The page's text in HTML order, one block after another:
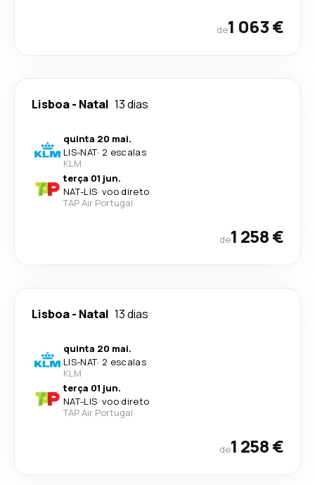
de1 063 €
Lisboa- Natal 13 dias
quinta 20 mai.
LIS-NAT· 2 escalas
KLM
terça 01 jun.
NAT-LIS· voo direto
TAP Air Portugal
de1 258 €
Lisboa- Natal 13 dias
quinta 20 mai.
LIS-NAT· 2 escalas
KLM
terça 01 jun.
NAT-LIS· voo direto
TAP Air Portugal
de1 258 €